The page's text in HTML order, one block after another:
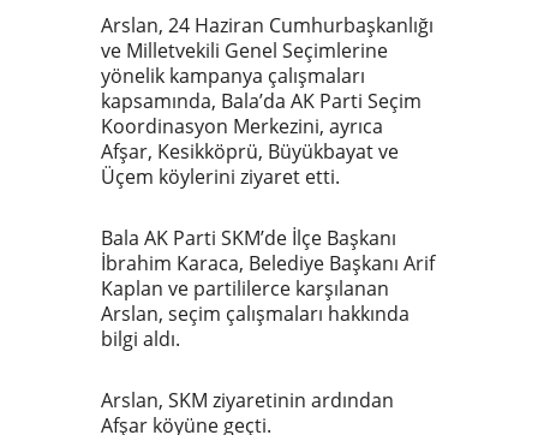
Arslan, 24 Haziran Cumhurbaşkanlığı
ve Milletvekili Genel Seçimlerine
yönelik kampanya çalışmaları
kapsamında, Bala’da AK Parti Seçim
Koordinasyon Merkezini, ayrıca
Afşar, Kesikköprü, Büyükbayat ve
Üçem köylerini ziyaret etti.
Bala AK Parti SKM’de İlçe Başkanı
İbrahim Karaca, Belediye Başkanı Arif
Kaplan ve partililerce karşılanan
Arslan, seçim çalışmaları hakkında
bilgi aldı.
Arslan, SKM ziyaretinin ardından
Afşar köyüne geçti.